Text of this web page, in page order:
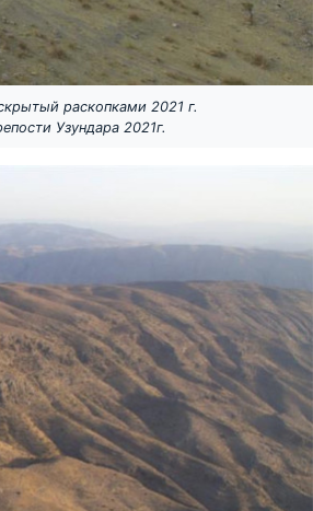
раскопками 2021 г.
Узундара 2021г.